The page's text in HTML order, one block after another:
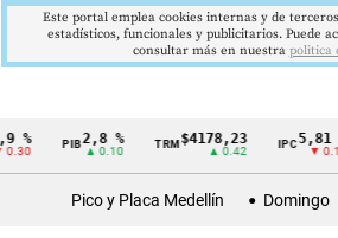
Cintillo
PIB 2,8 %
▲ 0.10
TRM $4178,23
▲ 0.42
IPC 5,81 %
▼ 0.12
Pico y Placa Medellín Domingo
Este portal emplea cookies internas y de
estadísticos, funcionales y publicitarios. Puede
consultar más en nuestra politica